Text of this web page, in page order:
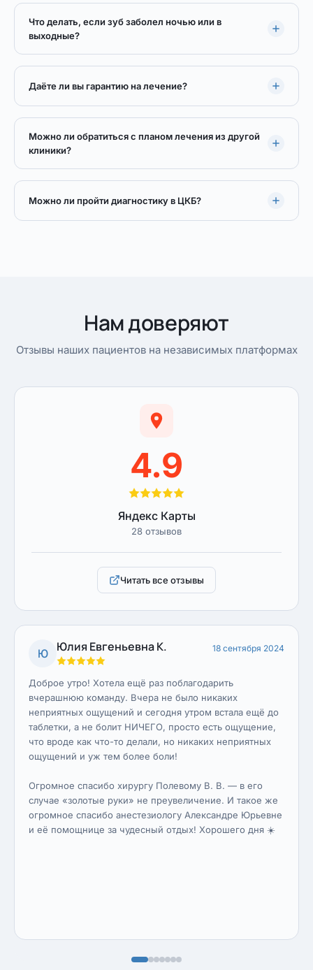
Что делать, если зуб заболел ночью или в
выходные?
Даёте ли вы гарантию на лечение?
Можно ли обратиться с планом лечения из другой
клиники?
Можно ли пройти диагностику в ЦКБ?
Нам доверяют
Отзывы наших пациентов на независимых платформах
4.9
Яндекс Карты
28 отзывов
Читать все отзывы
Ю Юлия Евгеньевна К. 18 сентября 2024
Доброе утро! Хотела ещё раз поблагодарить
вчерашнюю команду. Вчера не было никаких
неприятных ощущений и сегодня утром встала ещё до
таблетки, а не болит НИЧЕГО, просто есть ощущение,
что вроде как что-то делали, но никаких неприятных
ощущений и уж тем более боли!
Огромное спасибо хирургу Полевому В. В. — в его
случае «золотые руки» не преувеличение. И такое же
огромное спасибо анестезиологу Александре Юрьевне
и её помощнице за чудесный отдых! Хорошего дня ☀️